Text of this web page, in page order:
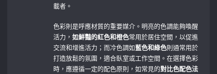
載者。
色彩則是呼應材質的重要媒介。明亮的色調能夠喚醒
活力，如鮮豔的紅色和橙色常用於居住空間，以促進
交流和增進活力；而冷色調如藍色和綠色則通常用於
打造放鬆的氛圍，適合臥室或工作空間。在選擇色彩
時，應遵循一定的配色原則，如常見的對比色配色法